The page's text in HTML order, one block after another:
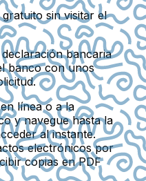
sin visitar el
bancaria
banco con unos
línea o a la
y navegue hasta la
al instante.
electrónicos por
copias en PDF